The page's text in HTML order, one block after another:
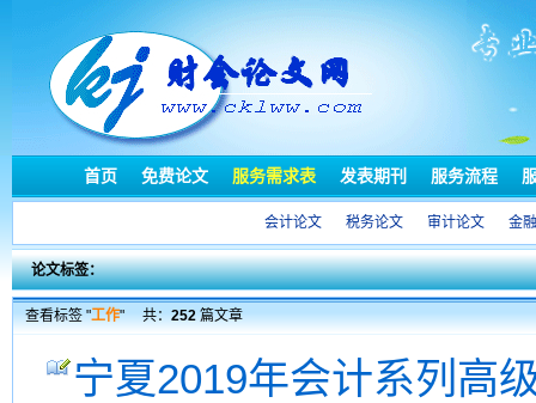
首页 免费论文 服务需求表 发表期刊 服务流程
会计论文 税务论文 审计论文 金
论文标签：
查看标签 "工作" 共：252篇文章
宁夏2019年会计系列高